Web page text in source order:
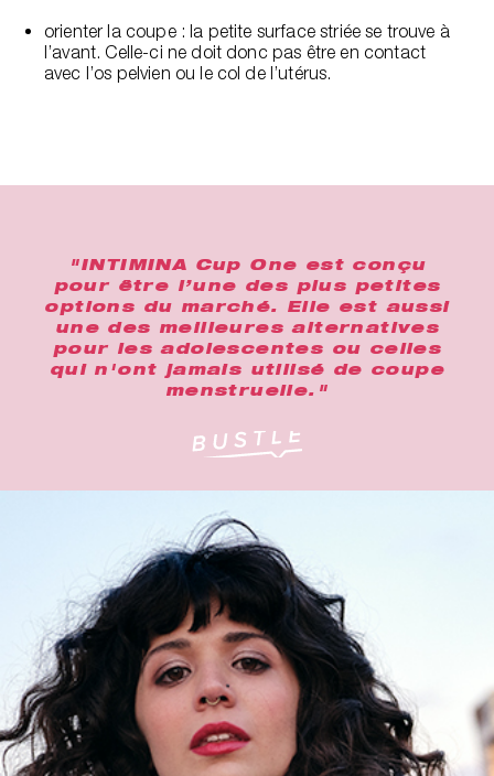
orienter la coupe : la petite surface striée se trouve à
l’avant. Celle-ci ne doit donc pas être en contact
avec l’os pelvien ou le col de l’utérus.
"INTIMINA Cup One est conçu
pour être l’une des plus petites
options du marché. Elle est aussi
une des meilleures alternatives
pour les adolescentes ou celles
qui n'ont jamais utilisé de coupe
menstruelle."